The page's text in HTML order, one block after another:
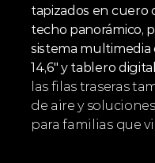
tapizados en cuero
techo panorámico,
sistema
14,6" y tablero
las filas traseras
de aire y
para familias que